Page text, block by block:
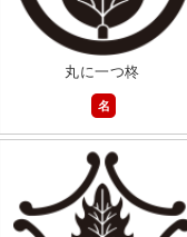
丸に一つ柊
名